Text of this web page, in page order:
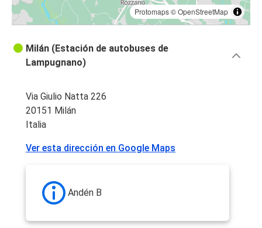
Protomaps©OpenStreetMap
Milán (Estación de autobuses de
Lampugnano)
Via Giulio Natta 226
20151 Milán
Italia
Ver esta dirección en Google Maps
Andén B